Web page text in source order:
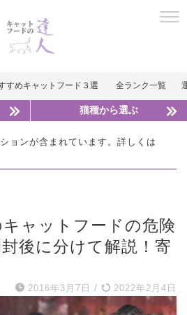
すめキャットフード３選 全ランク一覧
猫種から選ぶ
ョンが含まれています。詳しくは
ャットフードの危険
後に分けて解説！寄
2016年3月7日 / 2022年2月4日